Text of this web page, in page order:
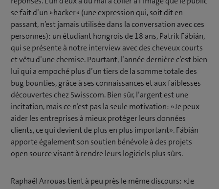
se fait d’un «hacker» (une expression qui, soit dit en
passant, n’est jamais utilisée dans la conversation avec ces
personnes): un étudiant hongrois de 18 ans, Patrik Fábián,
qui se présente à notre interview avec des cheveux courts
et vêtu d’une chemise. Pourtant, l’année dernière c’est bien
lui qui a empoché plus d’un tiers de la somme totale des
bug bounties, grâce à ses connaissances et aux faiblesses
découvertes chez Swisscom. Bien sûr, l’argent est une
incitation, mais ce n’est pas la seule motivation: «Je peux
aider les entreprises à mieux protéger leurs données
clients, ce qui devient de plus en plus important». Fábián
apporte également son soutien bénévole à des projets
open source visant à rendre leurs logiciels plus sûrs.
Raphaël Arrouas tient à peu près le même discours: «Je